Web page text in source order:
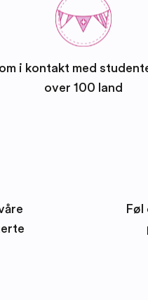
i kontakt med
over 100 land
Føl